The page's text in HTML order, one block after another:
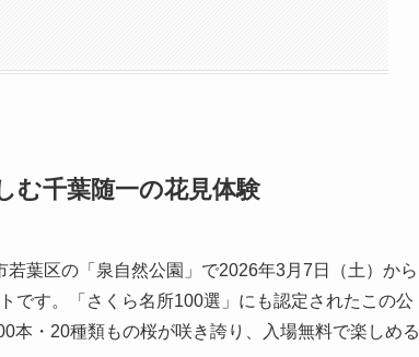
む千葉随一の花見体験
葉区の「泉自然公園」で2026年3月7日（土）から
です。「さくら名所100選」にも認定されたこの公
本・20種類もの桜が咲き誇り、入場無料で楽しめる